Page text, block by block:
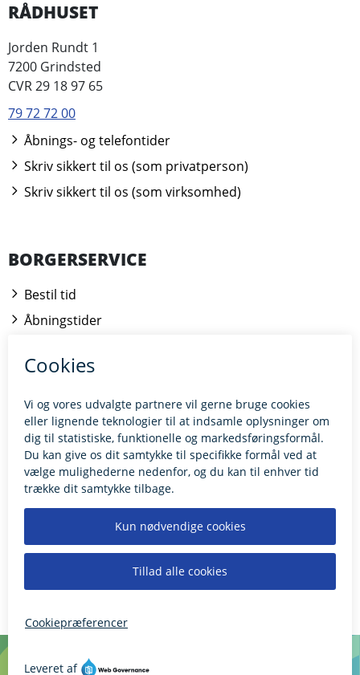
RÅDHUSET
Jorden Rundt 1
7200 Grindsted
CVR 29 18 97 65
79 72 72 00
Åbnings- og telefontider
Skriv sikkert til os (som privatperson)
Skriv sikkert til os (som virksomhed)
BORGERSERVICE
Bestil tid
Åbningstider
Kontakt borgerrådgiveren
BILLUND.DK
Tilgængelighedserklæring
Giv feedback til hjemmesiden